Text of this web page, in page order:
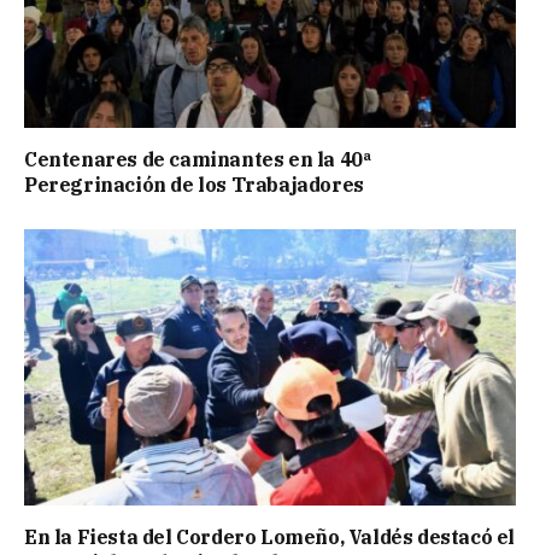
Centenares de caminantes en la 40ª
Peregrinación de los Trabajadores
En la Fiesta del Cordero Lomeño, Valdés destacó el